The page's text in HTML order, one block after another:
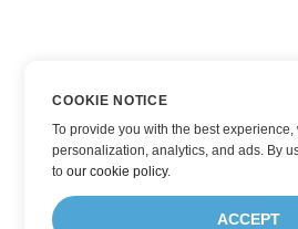
COOKIE NOTICE
To provide you with the best
personalization, analytics, and ads. By
toour cookie policy.
ACCEPT